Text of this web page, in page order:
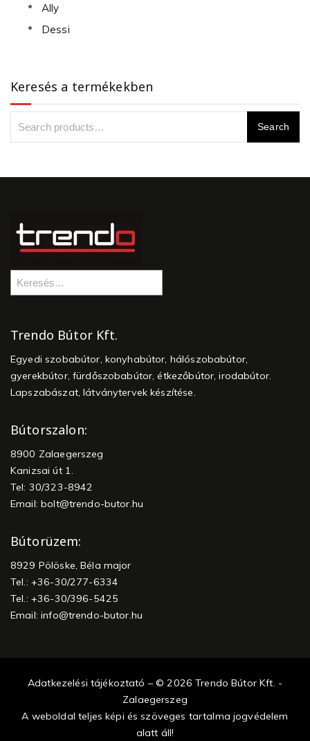
Ally
Dessi
Keresés a termékekben
Trendo Bútor Kft.
Egyedi szobabútor, konyhabútor, hálószobabútor,
gyerekbútor, fürdőszobabútor, étkezőbútor, irodabútor.
Lapszabászat, látványtervek készítése.
Bútorszalon:
8900 Zalaegerszeg
Kanizsai út 1.
Tel: 30/323-8942
Email:bolt@trendo-butor.hu
Bútorüzem:
8929 Pölöske, Béla major
Tel.: +36-30/277-6334
Tel.: +36-30/396-5425
Email:info@trendo-butor.hu
Adatkezelési tájékoztató – © 2026 Trendo Bútor Kft. -
Zalaegerszeg
A weboldal teljes képi és szöveges tartalma jogvédelem
alatt áll!